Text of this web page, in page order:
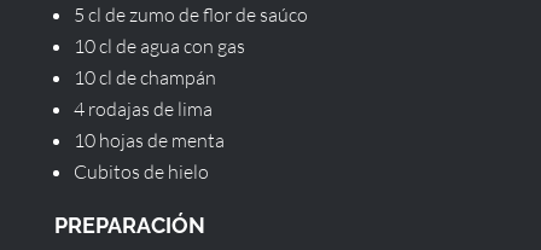
5 cl de zumo de flor de saúco
10 cl de agua con gas
10 cl de champán
4 rodajas de lima
10 hojas de menta
Cubitos de hielo
PREPARACIÓN